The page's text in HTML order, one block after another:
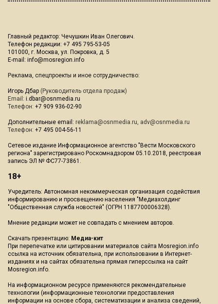
Главный редактор: Чечушкин Иван Олегович.
Телефон редакции: +7 495 795-53-05
101000, г. Москва, ул. Покровка, д. 5
E-mail: info@mosregion.info
Реклама, спецпроекты и иное сотрудничество:
Игорь Дбар (Руководитель отдела продаж)
Email: i.dbar@osnmedia.ru
Телефон: +7 909 936-02-90
Дополнительные email: reklama@osnmedia.ru, adv@osnmedia.ru
Телефон: +7 495 004-56-11
Сетевое издание Информационное агентство "Вести Московского
региона" зарегистрировано Роскомнадзором 05.10.2018, реестровая
запись ЭЛ № ФС77-73861.
18+
Учредитель: Автономная некоммерческая организация содействия
информированию и просвещению населения "Медиахолдинг
"Общественная служба новостей" (ОГРН 1187700006328).
Мнение редакции может не совпадать с мнением авторов.
Скачать презентацию: Медиа-кит
При перепечатке или цитировании материалов сайта Mosregion.info
ссылка на источник обязательна, при использовании в Интернет-
изданиях и на сайтах обязательна прямая гиперссылка на сайт
Mosregion.info.
На информационном ресурсе применяются рекомендательные
технологии (информационные технологии предоставления
информации на основе сбора, систематизации и анализа сведений,